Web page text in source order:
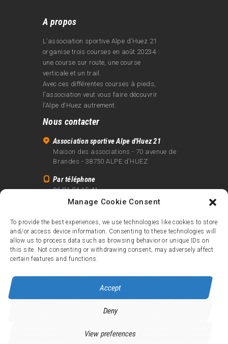
Manage Cookie Consent
To provide the best experiences, we use technologies like cookies to store
and/or access device information. Consenting to these technologies will
allow us to process data such as browsing behavior or unique IDs on
this site. Not consenting or withdrawing consent, may adversely affect
certain features and functions.
Accept
Deny
View preferences
A propos
L’association sportive Alpe d’Huez 21
organise trois courses en août 20234 :
une course sur route, une course
verticale et un trail.
Avec ces différentes courses à pieds,
l’association veut vous faire découvrir
l’Alpe d‘Huez autrement.
Nous contacter
Association sportive Alpe d'Huez 21
Maison des associations - 70 avenue de
Brandes - 38750 ALPE d'HUEZ
Par téléphone
06 81 24 15 41
info@alpe21.fr
Mentions légales
Contact
crédits